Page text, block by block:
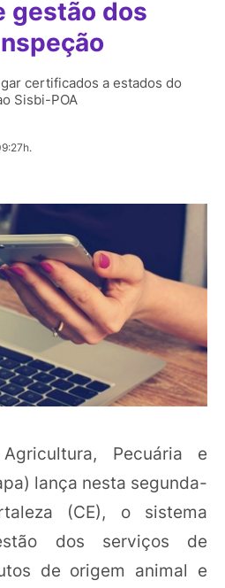
gestão dos
certificados a estados do
Sisbi-POA
Pecuária e
lança nesta segunda-
(CE), o sistema
dos serviços de
de origem animal e